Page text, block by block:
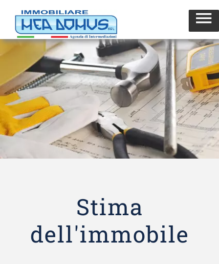
Stima
dell'immobile